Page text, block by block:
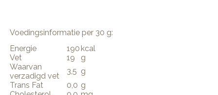
Voedingsinformatie per 30 g:
Energie
190 kcal
Vet
19
g
Waarvan
verzadigd vet
3,5 g
Trans Fat
0,0 g